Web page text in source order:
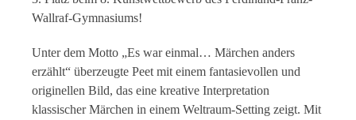
Wallraf-Gymnasiums!
Unter dem Motto „Es war einmal… Märchen anders
erzählt“ überzeugte Peet mit einem fantasievollen und
originellen Bild, das eine kreative Interpretation
klassischer Märchen in einem Weltraum-Setting zeigt. Mit